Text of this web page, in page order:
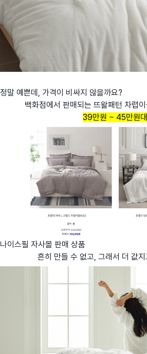
정말 예쁜데, 가격이 비싸지 않을까요?
백화점에서 판매되는 뜨왈패턴 차렵
39만원 ~ 45만원대
나이스필 자사몰 판매 상품
흔히 만들 수 없고, 그래서 더 값